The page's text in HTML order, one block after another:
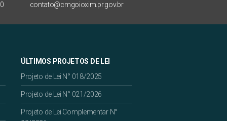
contato@cmgoioxim.pr.gov.br
ÚLTIMOS PROJETOS DE LEI
Projeto de Lei N° 018/2025
Projeto de Lei N° 021/2026
Projeto de Lei Complementar N°